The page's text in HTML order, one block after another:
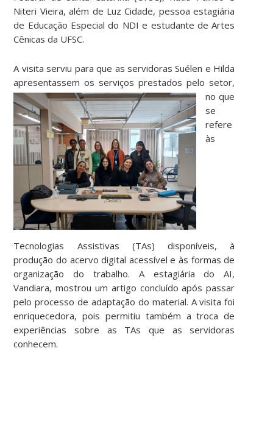
Niteri Vieira, além de Luz Cidade, pessoa estagiária
de Educação Especial do NDI e estudante de Artes
Cênicas da UFSC.
A visita serviu para que as servidoras Suélen e Hilda
apresentassem os serviços prestados pelo setor,
no que
se
refere
às
Tecnologias Assistivas (TAs) disponíveis, à
produção do acervo digital acessível e às formas de
organização do trabalho. A estagiária do AI,
Vandiara, mostrou um artigo concluído após passar
pelo processo de adaptação do material. A visita foi
enriquecedora, pois permitiu também a troca de
experiências sobre as TAs que as servidoras
conhecem.